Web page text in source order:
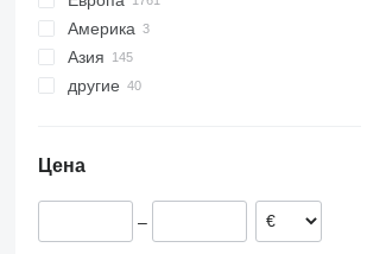
Германия
Нидерланды
Испания
Румыния
Португалия
Америка
Мексика
США
Азия
Узбекистан
другие
Южно-Африканская
Колумбия
Цена
–